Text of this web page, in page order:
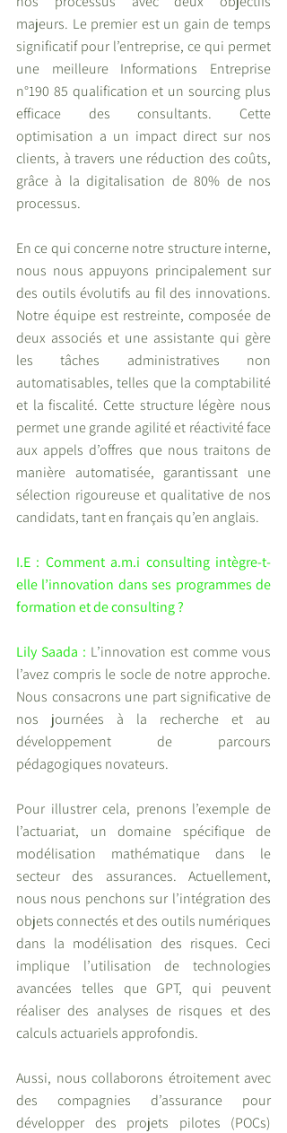
majeurs. Le premier est un gain de temps
significatif pour l’entreprise, ce qui permet
une meilleure Informations Entreprise
n°190 85 qualification et un sourcing plus
efficace des consultants. Cette
optimisation a un impact direct sur nos
clients, à travers une réduction des coûts,
grâce à la digitalisation de 80% de nos
processus.
En ce qui concerne notre structure interne,
nous nous appuyons principalement sur
des outils évolutifs au fil des innovations.
Notre équipe est restreinte, composée de
deux associés et une assistante qui gère
les tâches administratives non
automatisables, telles que la comptabilité
et la fiscalité. Cette structure légère nous
permet une grande agilité et réactivité face
aux appels d’offres que nous traitons de
manière automatisée, garantissant une
sélection rigoureuse et qualitative de nos
candidats, tant en français qu’en anglais.
I.E : Comment a.m.i consulting intègre-t-
elle l’innovation dans ses programmes de
formation et de consulting ?
Lily Saada : L’innovation est comme vous
l’avez compris le socle de notre approche.
Nous consacrons une part significative de
nos journées à la recherche et au
développement de parcours
pédagogiques novateurs.
Pour illustrer cela, prenons l’exemple de
l’actuariat, un domaine spécifique de
modélisation mathématique dans le
secteur des assurances. Actuellement,
nous nous penchons sur l’intégration des
objets connectés et des outils numériques
dans la modélisation des risques. Ceci
implique l’utilisation de technologies
avancées telles que GPT, qui peuvent
réaliser des analyses de risques et des
calculs actuariels approfondis.
Aussi, nous collaborons étroitement avec
des compagnies d’assurance pour
développer des projets pilotes (POCs)